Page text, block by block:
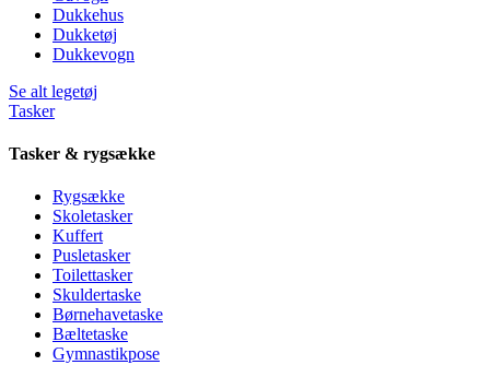
Dukkehus
Dukketøj
Dukkevogn
Se alt legetøj
Tasker
Tasker & rygsække
Rygsække
Skoletasker
Kuffert
Pusletasker
Toilettasker
Skuldertaske
Børnehavetaske
Bæltetaske
Gymnastikpose